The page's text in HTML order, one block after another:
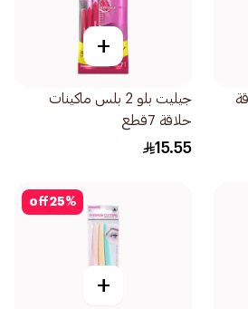
+
جيليت بلو 2 بلس ماكينات
حلاقة 7قطع
15.55
25%
off
+